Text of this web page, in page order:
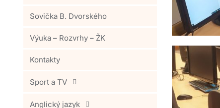
Sovička B. Dvorského
Výuka – Rozvrhy – ŽK
Kontakty
Sport a TV
Anglický jazyk